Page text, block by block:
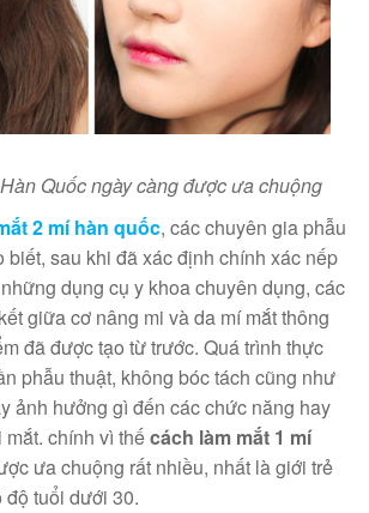
Quốc ngày càng được ưa chuộng
2 mí hàn quốc, các chuyên gia phẫu
biết, sau khi đã xác định chính xác nếp
dụng cụ y khoa chuyên dụng, các
giữa cơ nâng mi và da mí mắt thông
đã được tạo từ trước. Quá trình thực
phẫu thuật, không bóc tách cũng như
ảnh hưởng gì đến các chức năng hay
chính vì thếcách làm mắt 1 mí
ưa chuộng rất nhiều, nhất là giới trẻ
tuổi dưới 30.